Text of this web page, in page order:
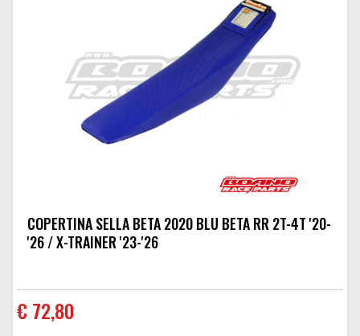
COPERTINA SELLA BETA 2020 BLU BETA RR 2T-4T '20-
'26 / X-TRAINER '23-'26
€ 72,80